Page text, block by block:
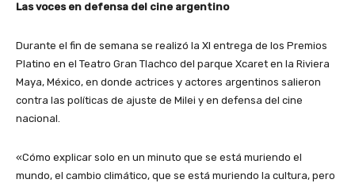
Las voces en defensa del cine argentino
Durante el fin de semana se realizó la XI entrega de los Premios
Platino en el Teatro Gran Tlachco del parque Xcaret en la Riviera
Maya, México, en donde actrices y actores argentinos salieron
contra las políticas de ajuste de Milei y en defensa del cine
nacional.
«Cómo explicar solo en un minuto que se está muriendo el
mundo, el cambio climático, que se está muriendo la cultura, pero